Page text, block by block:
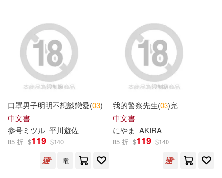
Jack(18)
劉曉歌(18)
北京小紅花圖書工作室(18)
野村美月(18)
（美）卡倫·卡茨(18)
warner music(48)
明天出版社(48)
デアゴスティーニ・ジャパン(47)
新時代出版社(47)
海豚出版社(47)
口罩男子明明不想談戀愛(03)
中文書
参号ミツル 平川遊佐
85 折 $119 $140
電
我的警察先生(03)完
中文書
にやま AKIRA
85 折 $119 $140